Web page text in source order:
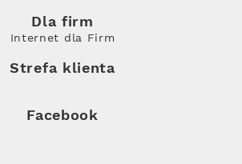
Dla firm
Internet dla Firm
Strefa klienta
Facebook